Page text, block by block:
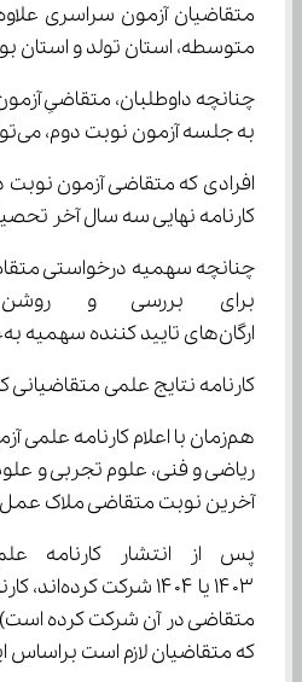
متوسطه، استان تولد و استان بومی نیز نمایش داده می‌شود. اگر مغایرتی در
به جلسه آزمون نوبت دوم، می‌توانند نسبت به ویرایش اطلاعات خود اقدام نمایند.
کارنامه نهایی سه سال آخر
ارگان‌های تایید کننده سهمیه به‌عمل خواهد آورد.
کارنامه نتایج علمی متقاضیانی که در نوبت دوم آزمون سراسری
آخرین نوبت متقاضی ملاک عمل قرار می‌گیرد. لازم به ذکر است که یک متقاضی امکان انتخاب رشته از دو
که متقاضیان لازم است براساس